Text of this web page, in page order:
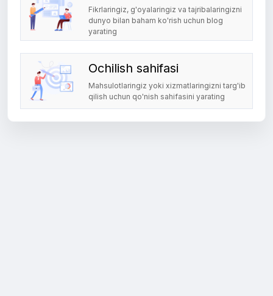
Fikrlaringiz, g'oyalaringiz va tajribalaringizni
dunyo bilan baham ko'rish uchun blog
yarating
Ochilish sahifasi
Mahsulotlaringiz yoki xizmatlaringizni targ'ib
qilish uchun qo'nish sahifasini yarating